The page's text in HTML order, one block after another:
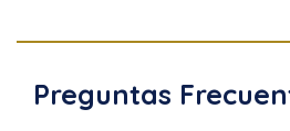
Preguntas